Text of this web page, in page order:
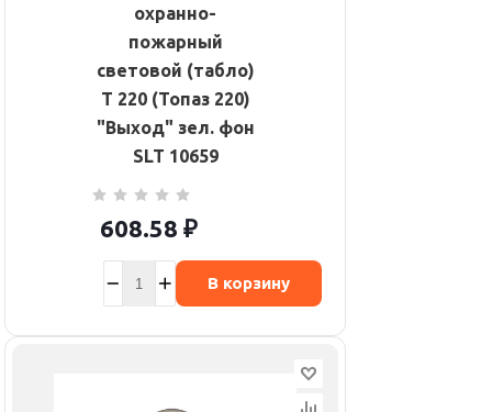
охранно-
пожарный
световой (табло)
Т 220 (Топаз 220)
"Выход" зел. фон
SLT 10659
608.58 ₽
В корзину